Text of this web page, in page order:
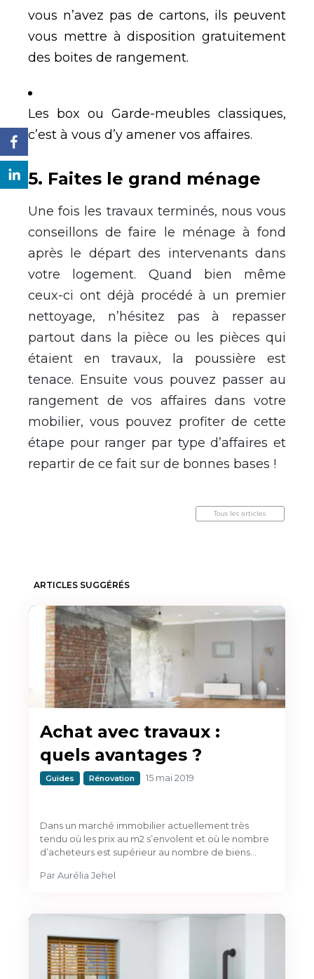
vous n’avez pas de cartons, ils peuvent
vous mettre à disposition gratuitement
des boites de rangement.
Les box ou Garde-meubles classiques,
c’est à vous d’y amener vos affaires.
5. Faites le grand ménage
Une fois les travaux terminés, nous vous
conseillons de faire le ménage à fond
après le départ des intervenants dans
votre logement. Quand bien même
ceux-ci ont déjà procédé à un premier
nettoyage, n’hésitez pas à repasser
partout dans la pièce ou les pièces qui
étaient en travaux, la poussière est
tenace. Ensuite vous pouvez passer au
rangement de vos affaires dans votre
mobilier, vous pouvez profiter de cette
étape pour ranger par type d’affaires et
repartir de ce fait sur de bonnes bases !
Tous les articles
ARTICLES SUGGÉRÉS
Achat avec travaux :
quels avantages ?
Guides Rénovation 15 mai 2019
Dans un marché immobilier actuellement très
tendu où les prix au m2 s’envolent et où le nombre
d’acheteurs est supérieur au nombre de biens…
Par Aurélia Jehel